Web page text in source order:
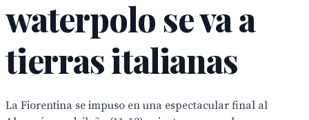
waterpolo se va a
tierras italianas
La Fiorentina se impuso en una espectacular final al